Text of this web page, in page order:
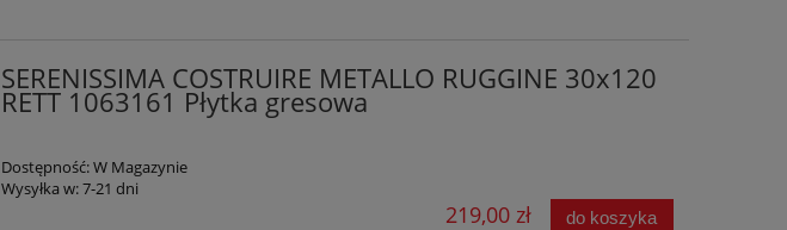
SERENISSIMA COSTRUIRE METALLO RUGGINE 30x120
RETT 1063161 Płytka gresowa
Dostępność:W Magazynie
Wysyłka w:7-21 dni
219,00 zł do koszyka